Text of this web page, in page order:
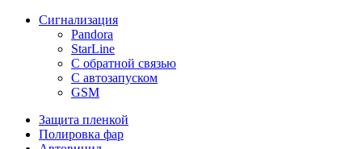
Сигнализация
Pandora
StarLine
С обратной связью
С автозапуском
GSM
Защита пленкой
Полировка фар